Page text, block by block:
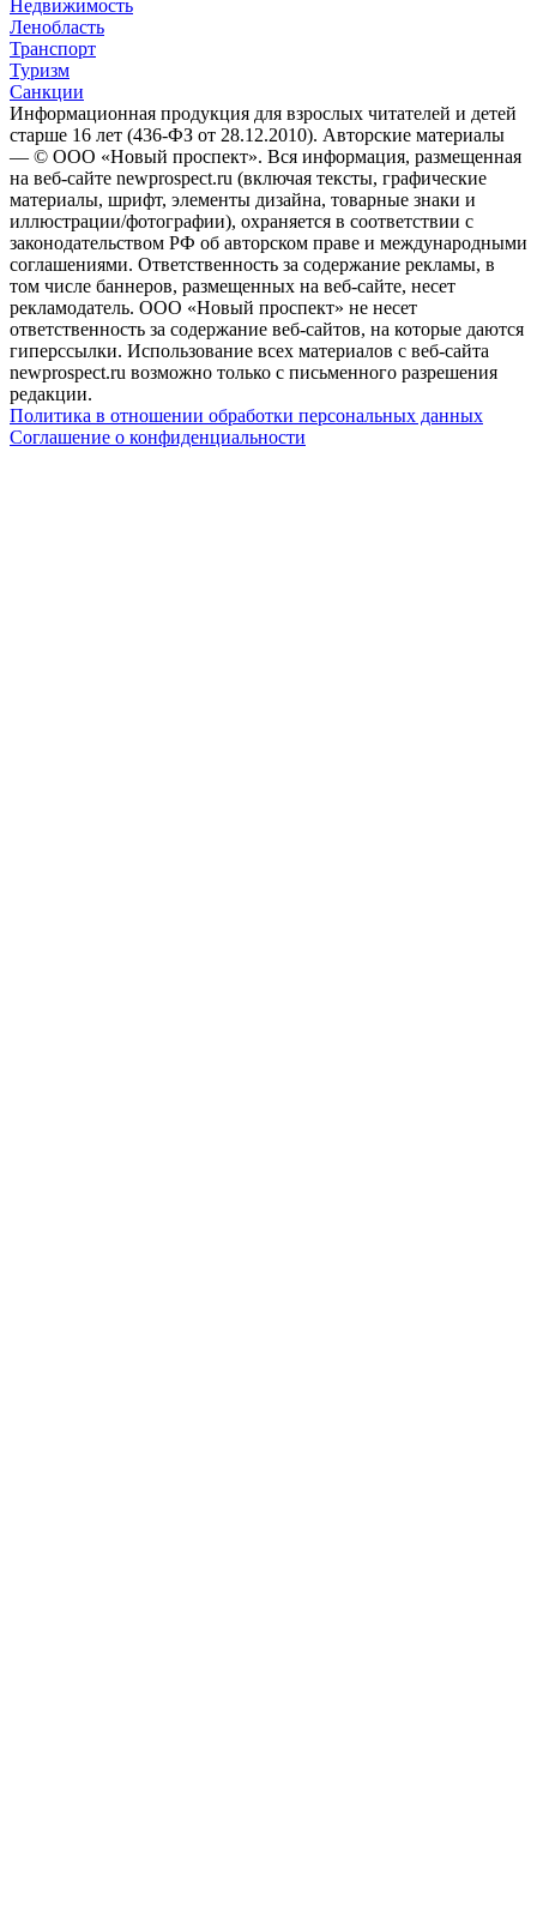
Недвижимость
Ленобласть
Транспорт
Туризм
Санкции
Информационная продукция для взрослых читателей и детей
старше 16 лет (436-ФЗ от 28.12.2010). Авторские материалы
— © ООО «Новый проспект». Вся информация, размещенная
на веб-сайте newprospect.ru (включая тексты, графические
материалы, шрифт, элементы дизайна, товарные знаки и
иллюстрации/фотографии), охраняется в соответствии с
законодательством РФ об авторском праве и международными
соглашениями. Ответственность за содержание рекламы, в
том числе баннеров, размещенных на веб-сайте, несет
рекламодатель. ООО «Новый проспект» не несет
ответственность за содержание веб-сайтов, на которые даются
гиперссылки. Использование всех материалов с веб-сайта
newprospect.ru возможно только с письменного разрешения
редакции.
Политика в отношении обработки персональных данных
Соглашение о конфиденциальности